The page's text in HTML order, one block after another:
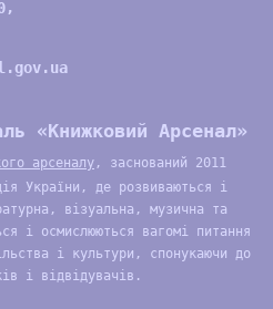
«Книжковий Арсенал»
арсеналу , заснований 2011
України, де розвиваються і
візуальна, музична та
і осмислюються вагомі питання
і культури, спонукаючи до
і відвідувачів.